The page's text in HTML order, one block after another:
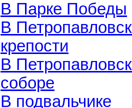
В Парке Победы
В
крепости
В
соборе
В подвальчике